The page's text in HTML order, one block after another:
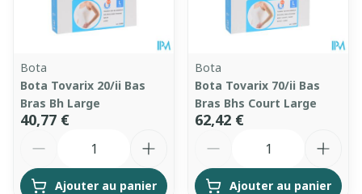
Bota
Bota Tovarix 20/ii Bas
Bras Bh Large
40,77 €
Ajouter au panier
Bota
Bota Tovarix 70/ii Bas
Bras Bhs Court Large
62,42 €
Ajouter au panier